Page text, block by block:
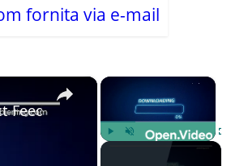
fornita via e-mail
×
×
Feed?